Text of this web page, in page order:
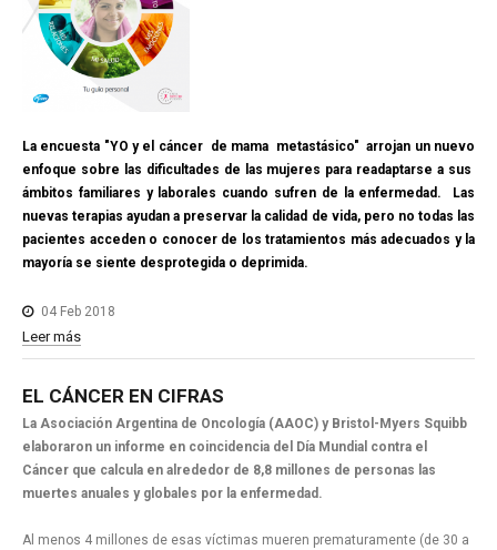
La encuesta "YO y el cáncer de mama metastásico" arrojan un nuevo
enfoque sobre las dificultades de las mujeres para readaptarse a sus
ámbitos familiares y laborales cuando sufren de la enfermedad. Las
nuevas terapias ayudan a preservar la calidad de vida, pero no todas las
pacientes acceden o conocer de los tratamientos más adecuados y la
mayoría se siente desprotegida o deprimida.
04 Feb 2018
Leer más
EL CÁNCER EN CIFRAS
La Asociación Argentina de Oncología (AAOC) y Bristol-Myers Squibb
elaboraron un informe en coincidencia del Día Mundial contra el
Cáncer que calcula en alrededor de 8,8 millones de personas las
muertes anuales y globales por la enfermedad.
Al menos 4 millones de esas víctimas mueren prematuramente (de 30 a